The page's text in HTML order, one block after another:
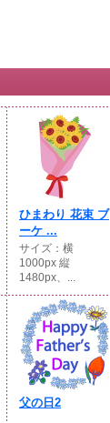
ひまわり 花束 ブ
ーケ ...
サイズ：横
1000px 縦
1480px、...
父の日2